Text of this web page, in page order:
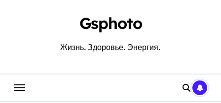
Gsphoto
Жизнь. Здоровье. Энергия.